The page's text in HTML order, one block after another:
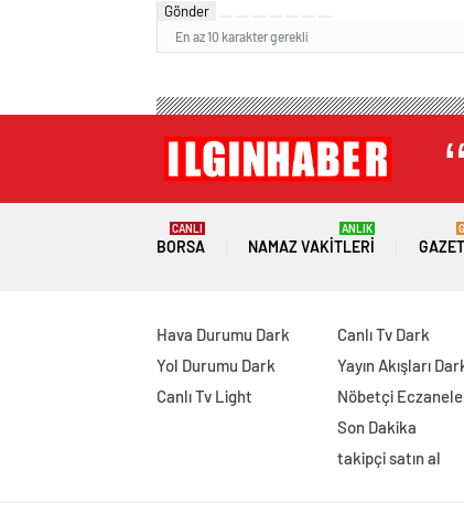
Gönder
En az 10 karakter gerekli
BORSA
CANLI
NAMAZ VAKITLERI
ANLIK
Hava Durumu Dark
Yol Durumu Dark
Canlı Tv Light
Canlı Tv Dark
Yayın Akışları
Nöbetçi
Son Dakika
takipçi satın al